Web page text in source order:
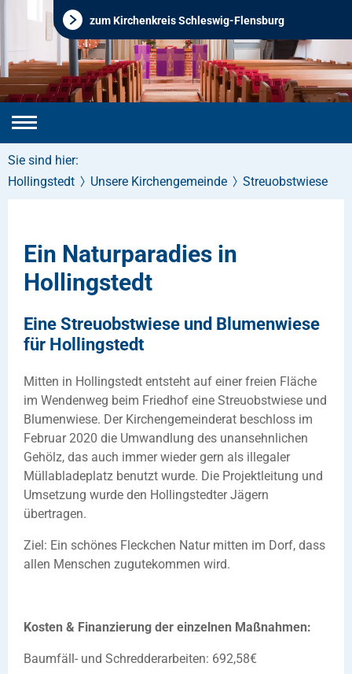
zum Kirchenkreis Schleswig-Flensburg
Sie sind hier:
Hollingstedt
Unsere Kirchengemeinde Streuobstwiese
Ein Naturparadies in
Hollingstedt
Eine Streuobstwiese und Blumenwiese
für Hollingstedt
Mitten in Hollingstedt entsteht auf einer freien Fläche
im Wendenweg beim Friedhof eine Streuobstwiese und
Blumenwiese. Der Kirchengemeinderat beschloss im
Februar 2020 die Umwandlung des unansehnlichen
Gehölz, das auch immer wieder gern als illegaler
Müllabladeplatz benutzt wurde. Die Projektleitung und
Umsetzung wurde den Hollingstedter Jägern
übertragen.
Ziel: Ein schönes Fleckchen Natur mitten im Dorf, dass
allen Menschen zugutekommen wird.
Kosten & Finanzierung der einzelnen Maßnahmen:
Baumfäll- und Schredderarbeiten: 692,58€